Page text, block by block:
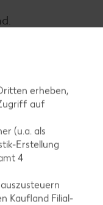
erheben,
auf
(u.a. als
Erstellung
4
Kaufland Filial-